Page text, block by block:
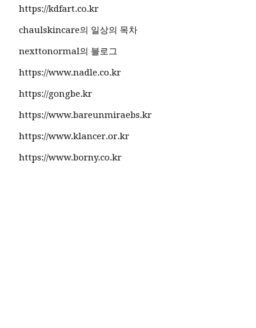
https://kdfart.co.kr
chaulskincare의 일상의 목차
nexttonormal의 블로그
https://www.nadle.co.kr
https://gongbe.kr
https://www.bareunmiraebs.kr
https://www.klancer.or.kr
https://www.borny.co.kr